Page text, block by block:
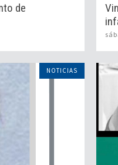
de
NOTICIAS